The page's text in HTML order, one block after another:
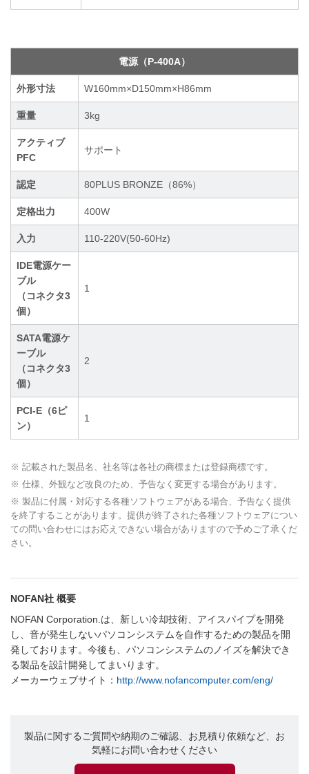
電源（P-400A）
外形寸法 W160mm×D150mm×H86mm
重量 3kg
アクティブ
PFC
サポート
認定 80PLUS BRONZE（86%）
定格出力 400W
入力 110-220V(50-60Hz)
IDE電源ケー
ブル
（コネクタ3
個）
1
SATA電源ケ
ーブル
（コネクタ3
個）
2
PCI-E（6ピ
ン）
1
※ 記載された製品名、社名等は各社の商標または登録商標です。
※ 仕様、外観など改良のため、予告なく変更する場合があります。
※ 製品に付属・対応する各種ソフトウェアがある場合、予告なく提供
を終了することがあります。提供が終了された各種ソフトウェアについ
ての問い合わせにはお応えできない場合がありますので予めご了承くだ
さい。
NOFAN社 概要
NOFAN Corporation.は、新しい冷却技術、アイスパイプを開発
し、音が発生しないパソコンシステムを自作するための製品を開
発しております。今後も、パソコンシステムのノイズを解決でき
る製品を設計開発してまいります。
メーカーウェブサイト： http://www.nofancomputer.com/eng/
製品に関するご質問や納期のご確認、お見積り依頼など、お
気軽にお問い合わせください